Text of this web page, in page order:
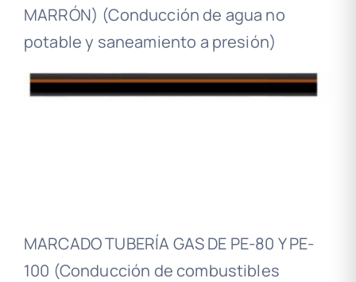
MARRÓN) (Conducción de agua no
potable y saneamiento a presión)
MARCADO TUBERÍA GAS DE PE-80 Y PE-
100 (Conducción de combustibles